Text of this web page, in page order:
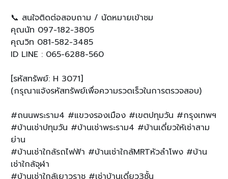
📞 สนใจติดต่อสอบถาม / นัดหมายเข้าชม
คุณนัท 097-182-3805
คุณวิท 081-582-3485
ID LINE : 065-6288-560
[รหัสทรัพย์: H 3071]
(กรุณาแจ้งรหัสทรัพย์เพื่อความรวดเร็วในการตรวจสอบ)
#ถนนพระราม4 #แขวงรองเมือง #เขตปทุมวัน #กรุงเทพฯ
#บ้านเช่าปทุมวัน #บ้านเช่าพระราม4 #บ้านเดี่ยวให้เช่าสาม
ย่าน
#บ้านเช่าใกล้รถไฟฟ้า #บ้านเช่าใกล้MRTหัวลำโพง #บ้าน
เช่าใกล้จุฬา
#บ้านเช่าใกล้เยาวราช #เช่าบ้านเดี่ยว3ชั้น